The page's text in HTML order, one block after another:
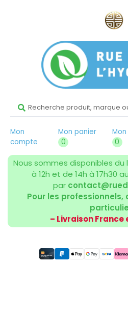
Mon
compte
Mon panier
0
0
Nous sommes disponibles du
à 12h et de 14h à 17h30 au
par
Pour les
– Livraison France